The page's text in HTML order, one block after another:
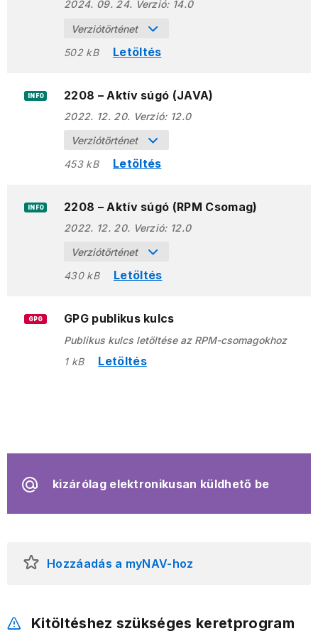
2024. 09. 24. Verzió: 14.0
Verziótörténet
502 kB
Letöltés
INFO 2208 – Aktív súgó (JAVA)
2022. 12. 20. Verzió: 12.0
Verziótörténet
453 kB
Letöltés
INFO 2208 – Aktív súgó (RPM Csomag)
2022. 12. 20. Verzió: 12.0
Verziótörténet
430 kB
Letöltés
GPG GPG publikus kulcs
Publikus kulcs letöltése az RPM-csomagokhoz
1 kB
Letöltés
kizárólag elektronikusan küldhető be
Hozzáadás a myNAV-hoz
Kitöltéshez szükséges keretprogram